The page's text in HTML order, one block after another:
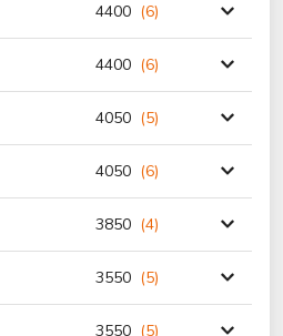
4400 (6)
4400 (6)
4050 (5)
4050 (6)
3850 (4)
3550 (5)
3550 (5)